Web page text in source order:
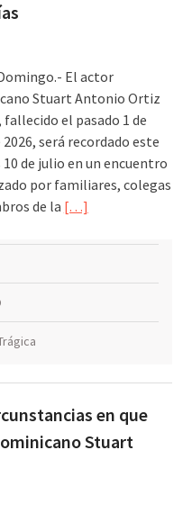
El actor
Stuart Antonio Ortiz
fallecido el pasado 1 de
será recordado este
10 de julio en un encuentro
por familiares, colegas
de la […]
en que
Stuart